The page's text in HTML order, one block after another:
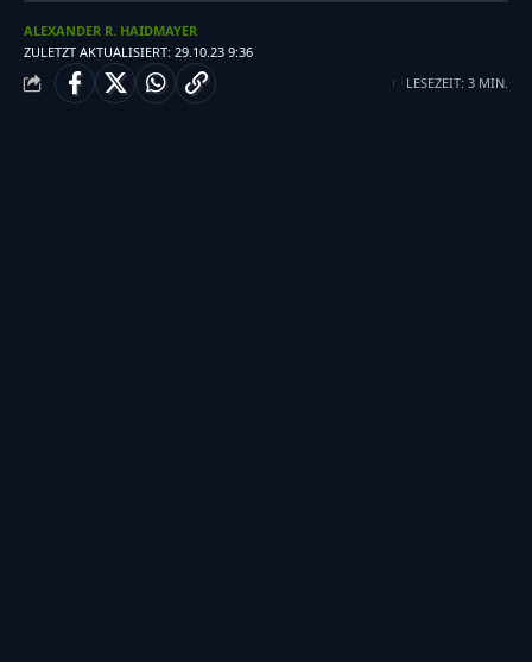
ZULETZT AKTUALISIERT: 29.10.23 9:36
ALEXANDER R. HAIDMAYER
LESEZEIT: 3 MIN.